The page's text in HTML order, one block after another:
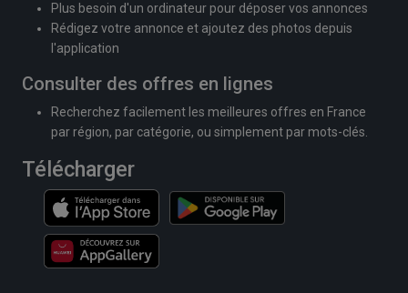
Plus besoin d'un ordinateur pour déposer vos annonces
Rédigez votre annonce et ajoutez des photos depuis
l'application
Consulter des offres en lignes
Recherchez facilement les meilleures offres en France
par région, par catégorie, ou simplement par mots-clés.
Télécharger